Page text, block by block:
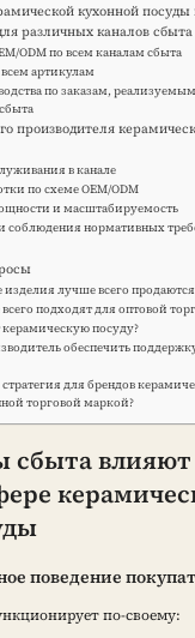
кухонной посуды
различных каналов сбыта
ODM по всем каналам сбыта
артикулам
по заказам,
производителя
в канале
по схеме OEM/ODM
и масштабируемость
соблюдения нормативных
лучше всего продаются
подходят для оптовой
посуду?
обеспечить
для брендов
торговой маркой?
сбыта
поведение
по-своему: